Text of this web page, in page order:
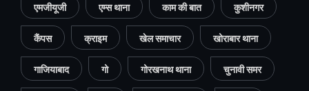
एमजीयूजी एम्स थाना काम की बात कुशीनगर
कैंपस क्राइम खेल समाचार खोराबार थाना
गाजियाबाद गो गोरखनाथ थाना चुनावी समर